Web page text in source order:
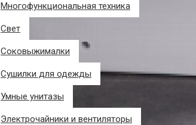
Многофункциональная техника
Свет
Соковыжималки
Сушилки для одежды
Умные унитазы
Электрочайники и вентиляторы